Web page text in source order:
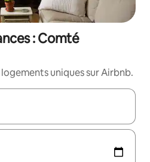
: Comté
uniques sur Airbnb.
parcourez-les en utilisant